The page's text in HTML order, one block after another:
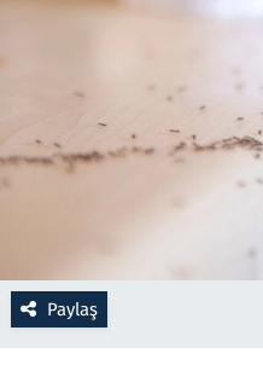
Paylaş
Ramazan
Rüya Tabirleri
Savunma Sanayi
Seçim 2023